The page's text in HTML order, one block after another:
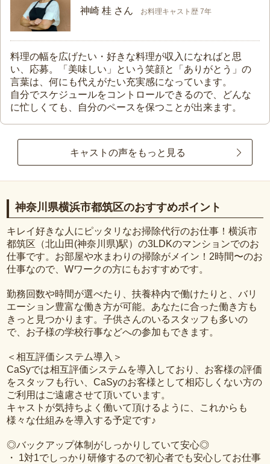
神崎 桂 さん お料理キャスト歴 7年
料理の幅を広げたい・好きな料理が収入になればと思
い、応募。「美味しい」という笑顔と「ありがとう」の
言葉は、何にも代えがたい充実感になっています。
自分でスケジュールをコントロールできるので、どんな
に忙しくても、自分のペースを保つことが出来ます。
キャストの声をもっと見る
神奈川県横浜市都筑区のおすすめポイント
キレイ好きな人にピッタリなお掃除代行のお仕事！横浜市
都筑区（北山田(神奈川県)駅）の3LDKのマンションでのお
仕事です。お部屋や水まわりの掃除がメイン！2時間〜のお
仕事なので、Wワークの方にもおすすめです。
勤務回数や時間が選べたり、扶養枠内で働けたりと、バリ
エーション豊富な働き方が可能。あなたに合った働き方も
きっと見つかります。子供さんのいるスタッフも多いの
で、お子様の学校行事などへの参加もできます。
＜相互評価システム導入＞
CaSyでは相互評価システムを導入しており、お客様の評価
をスタッフも行い、CaSyのお客様として相応しくない方の
ご利用はご遠慮させて頂いています。
キャストが気持ちよく働いて頂けるように、これからも
様々な仕組みを導入する予定です♪
◎バックアップ体制がしっかりしていて安心◎
・ 1対1でしっかり研修するので初心者でも安心してお仕事